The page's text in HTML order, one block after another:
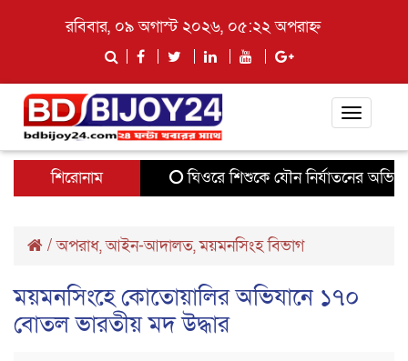
রবিবার, ০৯ অগাস্ট ২০২৬, ০৫:২২ অপরাহ্ন
Toggle
শিরোনাম
ঘিওরে শিশুকে যৌন নির্যাতনের
/অপরাধ,আইন-আদালত,ময়মনসিংহ বিভাগ
ময়মনসিংহে কোতোয়ালির অভিযানে ১৭০
বোতল ভারতীয় মদ উদ্ধার